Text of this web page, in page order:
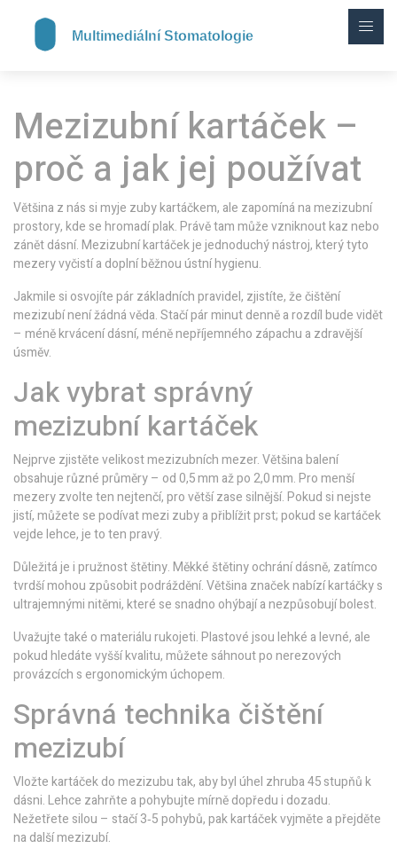
Mezizubní kartáček –
proč a jak jej používat
Většina z nás si myje zuby kartáčkem, ale zapomíná na mezizubní
prostory, kde se hromadí plak. Právě tam může vzniknout kaz nebo
zánět dásní. Mezizubní kartáček je jednoduchý nástroj, který tyto
mezery vyčistí a doplní běžnou ústní hygienu.
Jakmile si osvojíte pár základních pravidel, zjistíte, že čištění
mezizubí není žádná věda. Stačí pár minut denně a rozdíl bude vidět
– méně krvácení dásní, méně nepříjemného zápachu a zdravější
úsměv.
Jak vybrat správný
mezizubní kartáček
Nejprve zjistěte velikost mezizubních mezer. Většina balení
obsahuje různé průměry – od 0,5 mm až po 2,0 mm. Pro menší
mezery zvolte ten nejtenčí, pro větší zase silnější. Pokud si nejste
jistí, můžete se podívat mezi zuby a přiblížit prst; pokud se kartáček
vejde lehce, je to ten pravý.
Důležitá je i pružnost štětiny. Měkké štětiny ochrání dásně, zatímco
tvrdší mohou způsobit podráždění. Většina značek nabízí kartáčky s
ultrajemnými nitěmi, které se snadno ohýbají a nezpůsobují bolest.
Uvažujte také o materiálu rukojeti. Plastové jsou lehké a levné, ale
pokud hledáte vyšší kvalitu, můžete sáhnout po nerezových
provázcích s ergonomickým úchopem.
Správná technika čištění
mezizubí
Vložte kartáček do mezizubu tak, aby byl úhel zhruba 45 stupňů k
dásni. Lehce zahrňte a pohybujte mírně dopředu i dozadu.
Nežetřete silou – stačí 3‑5 pohybů, pak kartáček vyjměte a přejděte
na další mezizubí.